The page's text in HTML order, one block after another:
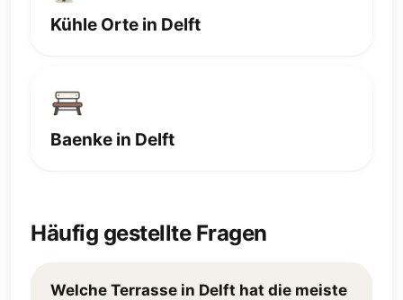
Kühle Orte in Delft
Baenke in Delft
Häufig gestellte Fragen
Welche Terrasse in Delft hat die meiste